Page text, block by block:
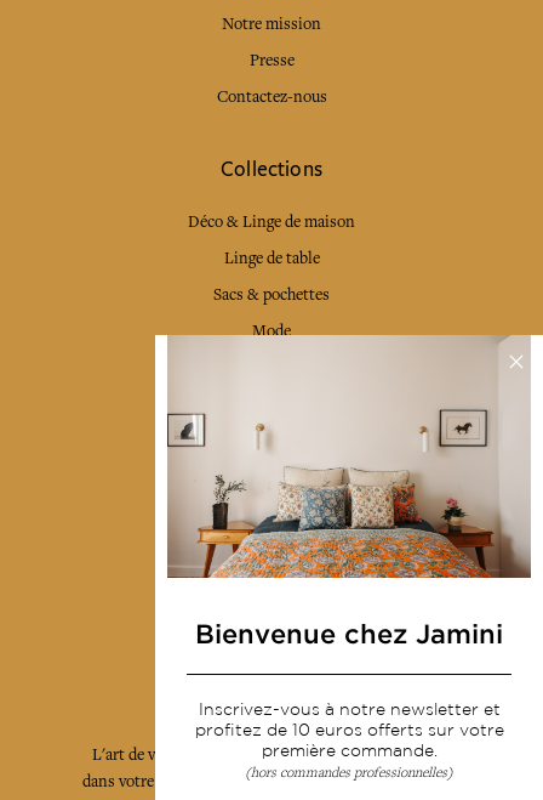
Notre mission
Presse
Contactez-nous
Collections
Déco & Linge de maison
Linge de table
Sacs & pochettes
Mode
Livraison & retour
CGV
Devenir revendeur
Notre communauté
L'art de vivre JAMINI raconté avec poésie et élégance
dans votre boîte mail. Inscrivez vous à notre newsletter
Bienvenue chez Jamini
Inscrivez-vous à notre newsletter et
profitez de 10 euros offerts sur votre
première commande.
(hors commandes professionnelles)